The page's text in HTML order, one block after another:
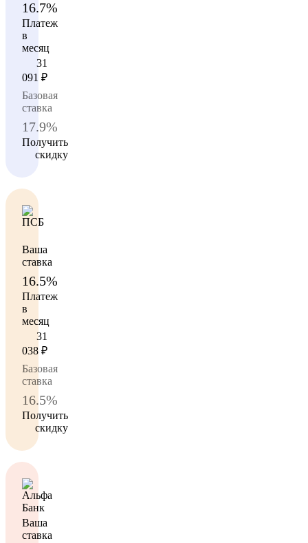
16.7%
Платеж
в
месяц
31
091 ₽
Базовая
ставка
17.9%
Получить
скидку
Ваша
ставка
16.5%
Платеж
в
месяц
31
038 ₽
Базовая
ставка
16.5%
Получить
скидку
Ваша
ставка